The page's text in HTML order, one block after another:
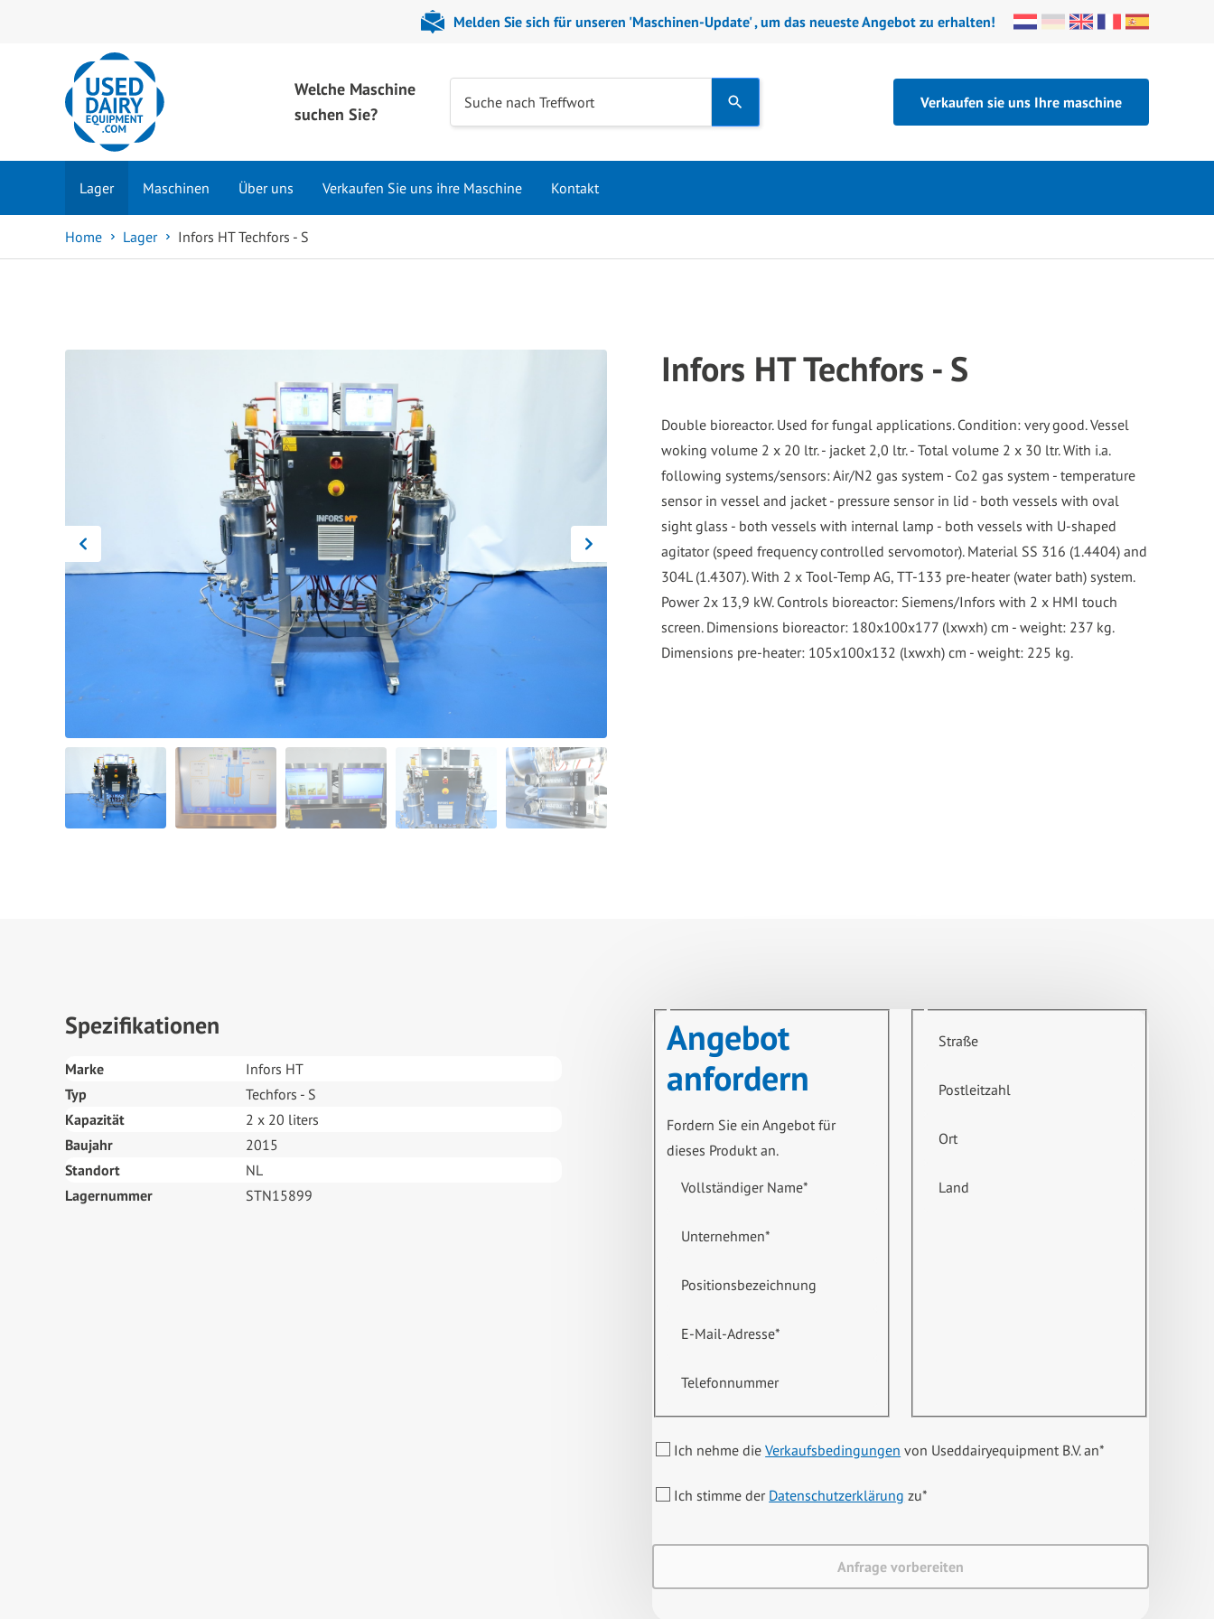
Melden Sie sich für unseren 'Maschinen-Update' , um das neueste Angebot zu erhalten!
Welche Maschine
suchen Sie?
Suche nach Treffwort
and
arrows
Touch
swipe
Verkaufen sie uns Ihre maschine
Lager Maschinen Über uns Verkaufen Sie uns ihre Maschine Kontakt
Home Lager Infors HT Techfors - S
Infors HT Techfors - S
Double bioreactor. Used for fungal applications. Condition: very good. Vessel
woking volume 2 x 20 ltr. - jacket 2,0 ltr. - Total volume 2 x 30 ltr. With i.a.
following systems/sensors: Air/N2 gas system - Co2 gas system - temperature
sensor in vessel and jacket - pressure sensor in lid - both vessels with oval
sight glass - both vessels with internal lamp - both vessels with U-shaped
agitator (speed frequency controlled servomotor). Material SS 316 (1.4404) and
304L (1.4307). With 2 x Tool-Temp AG, TT-133 pre-heater (water bath) system.
Power 2x 13,9 kW. Controls bioreactor: Siemens/Infors with 2 x HMI touch
screen. Dimensions bioreactor: 180x100x177 (lxwxh) cm - weight: 237 kg.
Dimensions pre-heater: 105x100x132 (lxwxh) cm - weight: 225 kg.
Spezifikationen
Marke
Infors HT
Typ
Techfors - S
Kapazität
2 x 20 liters
Baujahr
2015
Standort
NL
Lagernummer
STN15899
Angebot
anfordern
Fordern Sie ein Angebot für
dieses Produkt an.
Vollständiger Name*
Unternehmen*
Positionsbezeichnung
E-Mail-Adresse*
Telefonnummer
Straße
Postleitzahl
Ort
Land
Ich nehme dieVerkaufsbedingungen von Useddairyequipment B.V. an*
Ich stimme der Datenschutzerklärung zu*
Anfrage vorbereiten